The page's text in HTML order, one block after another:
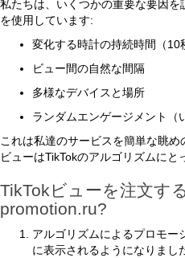
私たちは、いくつかの重要な要因
を使用しています:
変化する時計の持続時間（10
ビュー間の自然な間隔
多様なデバイスと場所
ランダムエンゲージメント（
これは私達のサービスを簡単な眺
ビューはTikTokのアルゴリズムにと
TikTokビューを注文す
promotion.ru?
アルゴリズムによるプロモー
に表示されるようになりまし